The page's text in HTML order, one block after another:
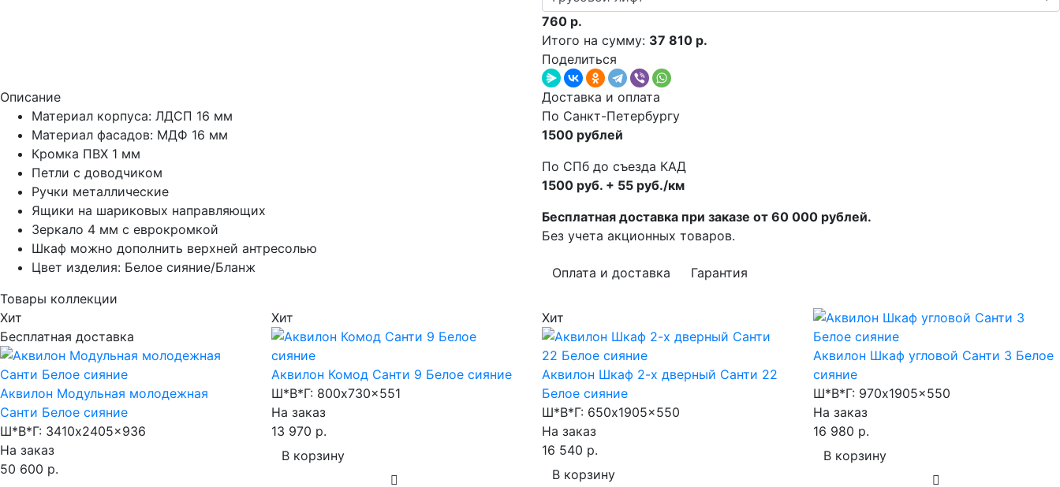
760 р.
Итого на сумму: 37 810 р.
Поделиться
Описание
Материал корпуса: ЛДСП 16 мм
Материал фасадов: МДФ 16 мм
Кромка ПВХ 1 мм
Петли с доводчиком
Ручки металлические
Ящики на шариковых направляющих
Зеркало 4 мм с еврокромкой
Шкаф можно дополнить верхней антресолью
Цвет изделия: Белое сияние/Бланж
Доставка и оплата
По Санкт-Петербургу
1500 рублей
По СПб до съезда КАД
1500 руб. + 55 руб./км
Бесплатная доставка при заказе от 60 000 рублей.
Без учета акционных товаров.
Оплата и доставка
Гарантия
Товары коллекции
Хит
Бесплатная доставка
Аквилон Модульная молодежная
Санти Белое сияние
Ш*В*Г: 3410x2405x936
На заказ
50 600 р.
Хит
Аквилон Комод Санти 9 Белое сияние
Ш*В*Г:800x730x551
На заказ
13 970 р.
В корзину
Хит
Аквилон Шкаф 2-х дверный Санти 22
Белое сияние
Ш*В*Г: 650x1905x550
На заказ
16 540 р.
В корзину
Аквилон Шкаф угловой Санти 3 Белое
сияние
Ш*В*Г:970x1905x550
На заказ
16 980 р.
В корзину